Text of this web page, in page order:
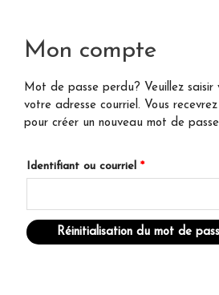
Mon compte
Mot de passe perdu? Veuillez
votre adresse courriel. Vous
pour créer un nouveau mot de
Identifiant ou courriel *
Réinitialisation du mot de